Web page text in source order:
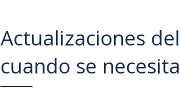
Actualizaciones
cuando se